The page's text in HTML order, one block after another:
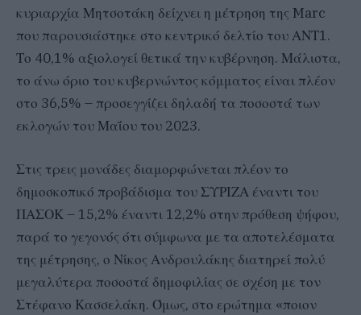
κυριαρχία Μητσοτάκη δείχνει η μέτρηση της Marc
που παρουσιάστηκε στο κεντρικό δελτίο του ΑΝΤ1.
Το 40,1% αξιολογεί θετικά την κυβέρνηση. Μάλιστα,
το άνω όριο του κυβερνώντος κόμματος είναι πλέον
στο 36,5% – προσεγγίζει δηλαδή τα ποσοστά των
εκλογών του Μαΐου του 2023.
Στις τρεις μονάδες διαμορφώνεται πλέον το
δημοσκοπικό προβάδισμα του ΣΥΡΙΖΑ έναντι του
ΠΑΣΟΚ – 15,2% έναντι 12,2% στην πρόθεση ψήφου,
παρά το γεγονός ότι σύμφωνα με τα αποτελέσματα
της μέτρησης, ο Νίκος Ανδρουλάκης διατηρεί πολύ
μεγαλύτερα ποσοστά δημοφιλίας σε σχέση με τον
Στέφανο Κασσελάκη. Όμως, στο ερώτημα «ποιον